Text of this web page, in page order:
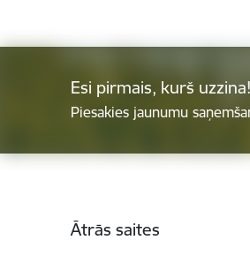
Esi pirmais, kurš uzzina!
Piesakies jaunumu
Ātrās saites